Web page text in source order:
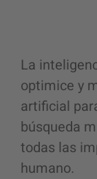
La
optimice y
artificial
búsqueda
todas las
humano.